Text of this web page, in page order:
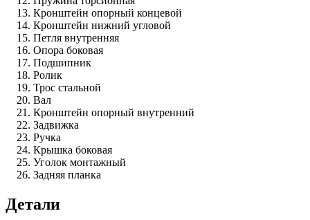
Кронштейн опорный концевой
Кронштейн нижний угловой
Петля внутренняя
Опора боковая
Подшипник
Ролик
Трос стальной
Вал
Кронштейн опорный внутренний
Задвижка
Ручка
Крышка боковая
Уголок монтажный
Задняя планка
Детали